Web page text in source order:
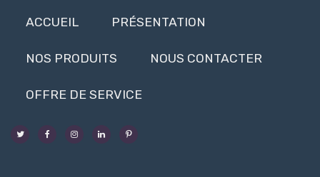
ACCUEIL PRÉSENTATION
NOS PRODUITS NOUS CONTACTER
OFFRE DE SERVICE